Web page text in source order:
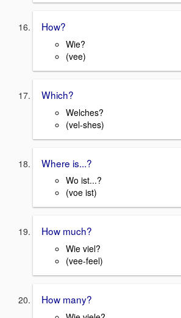
How?
Wie?
(vee)
Which?
Welches?
(vel-shes)
Where is...?
Wo ist...?
(voe ist)
How much?
Wie viel?
(vee-feel)
How many?